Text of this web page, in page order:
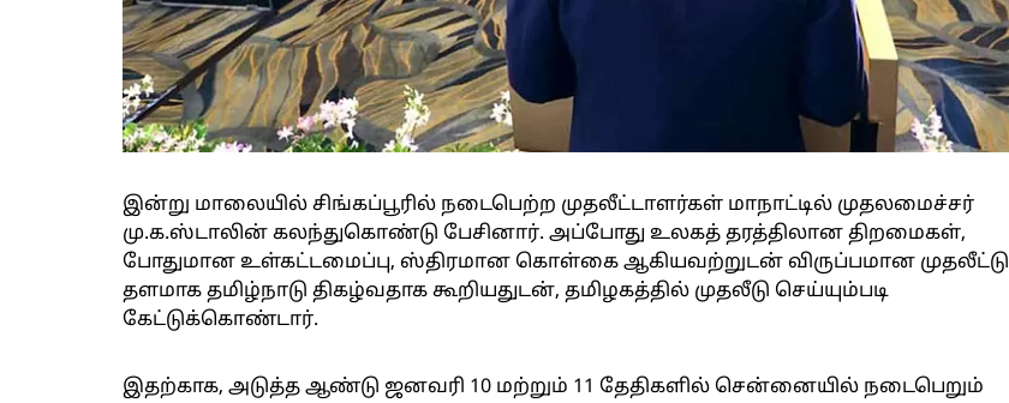
இன்று மாலையில் சிங்கப்பூரில் நடைபெற்ற முதலீட்டாளர்கள் மாநாட்டில் முதலமைச்சர்
மு.க.ஸ்டாலின் கலந்துகொண்டு பேசினார். அப்போது உலகத் தரத்திலான திறமைகள்,
போதுமான உள்கட்டமைப்பு, ஸ்திரமான கொள்கை ஆகியவற்றுடன் விருப்பமான முதலீட்டு
தளமாக தமிழ்நாடு திகழ்வதாக கூறியதுடன், தமிழகத்தில் முதலீடு செய்யும்படி
கேட்டுக்கொண்டார்.
இதற்காக, அடுத்த ஆண்டு ஜனவரி 10 மற்றும் 11 தேதிகளில் சென்னையில் நடைபெறும்